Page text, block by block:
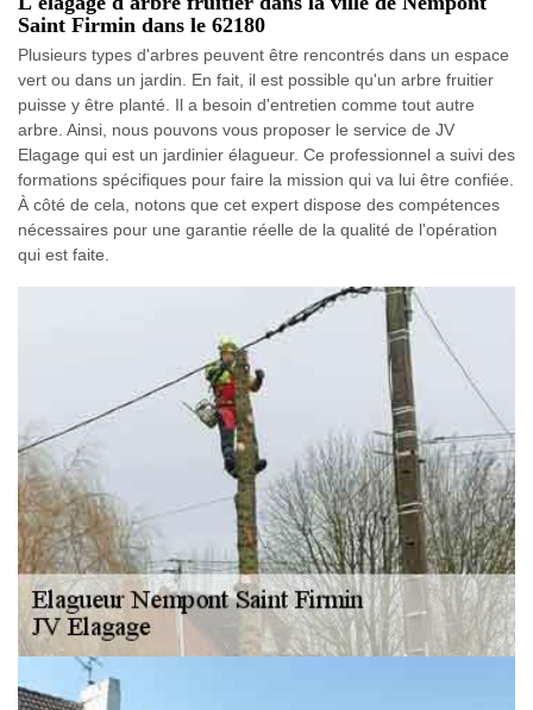
Saint Firmin dans le 62180
Plusieurs types d'arbres peuvent être rencontrés dans un espace
vert ou dans un jardin. En fait, il est possible qu'un arbre fruitier
puisse y être planté. Il a besoin d'entretien comme tout autre
arbre. Ainsi, nous pouvons vous proposer le service de JV
Elagage qui est un jardinier élagueur. Ce professionnel a suivi des
formations spécifiques pour faire la mission qui va lui être confiée.
À côté de cela, notons que cet expert dispose des compétences
nécessaires pour une garantie réelle de la qualité de l'opération
qui est faite.